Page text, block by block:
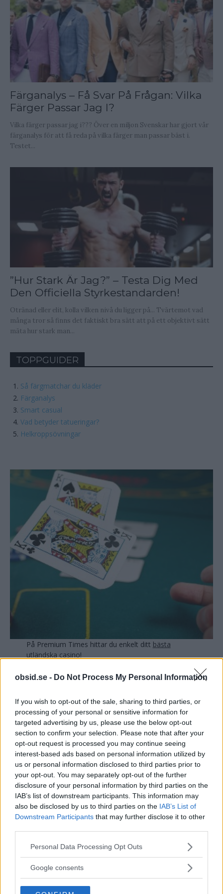
obsid.se - Do Not Process My Personal Information
If you wish to opt-out of the sale, sharing to third parties, or
processing of your personal or sensitive information for
targeted advertising by us, please use the below opt-out
section to confirm your selection. Please note that after your
opt-out request is processed you may continue seeing
interest-based ads based on personal information utilized by
us or personal information disclosed to third parties prior to
your opt-out. You may separately opt-out of the further
disclosure of your personal information by third parties on the
IAB’s list of downstream participants. This information may
also be disclosed by us to third parties on the IAB’s List of
Downstream Participants that may further disclose it to other
Please note that this website/app uses one or more Google
not limited to your visit or usage behaviour. You may click to
use your data for below specified purposes in below Google
Personal Data Processing Opt Outs
Google consents
Färganalys – Få Svar På Frågan: Vilka
Färger Passar Jag I?
Vilka färger passar jag i??? Över en miljon Svenskar har gjort vår
färganalys för att få reda på vilka färger man passar bäst i.
Testet...
”Hur Stark Är Jag?” – Testa Dig Med
Den Officiella Styrkestandarden!
Otränad eller elit, kolla vilken nivå du ligger på... Tvärtemot vad
många tror så finns det faktiskt bra sätt att på ett objektivt sätt
mäta hur stark man...
TOPPGUIDER
Så färgmatchar du kläder
Färganalys
Smart casual
Vad betyder tatueringar?
Helkroppsövningar
På Premium Times hittar du enkelt ditt bästa
utländska casino!
MEST LÄSTA NÅGONSIN
Färgmatchning av Kläder – Så
matchar du dina kläder rätt! Man vill
ju inte se ut som en Clown
Hur vet jag vilka färger som passar ihop med varandra? Är det